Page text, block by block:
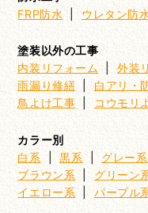
FRP防水
ウレタン防
塗装以外の工事
内装リフォーム |外装
雨漏り修繕
白アリ・
鳥よけ工事
コウモリ
カラー別
白系 |黒系 グレー系
ブラウン系
グリーン
イエロー系|パープル